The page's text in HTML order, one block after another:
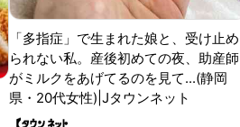
「多指症」で生まれた娘と、受け止め
られない私。産後初めての夜、助産師
がミルクをあげてるのを見て...(静岡
県・20代女性)|Jタウンネット